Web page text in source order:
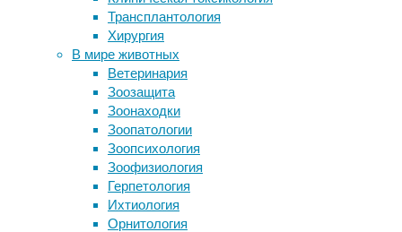
Трансплантология
Хирургия
В мире животных
Ветеринария
Зоозащита
Зоонаходки
Зоопатологии
Зоопсихология
Зоофизиология
Герпетология
Ихтиология
Орнитология
нейрофизиология,
реабилитация
сенсомоторика
Способность
людей
осваивать
моторные
навыки
сильно
варьируется.
В клетках окаменевшей водоросли
возрастом один миллиард лет
сохранились остатки хлорофилла
Мучные черви едят пластмассу
безопасно
Физические упражнения заставляют
нас хотеть здоровую пищу
Окна в дом: основные правила
выбора
Следите за новостями